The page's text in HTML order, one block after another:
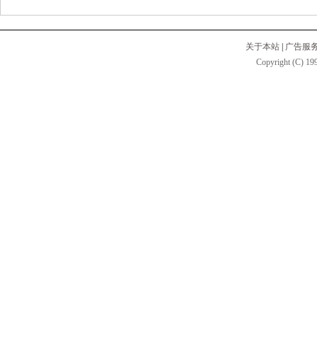
关于本站
广告服
Copyright (C)